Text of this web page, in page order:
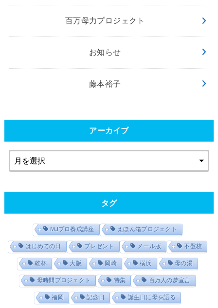
百万母力プロジェクト
お知らせ
藤本裕子
アーカイブ
タグ
MJプロ養成講座 えほん箱プロジェクト
はじめての日 プレゼント メール版 不登校
乾杯 大阪 岡崎 横浜 母の湯
母時間プロジェクト 特集 百万人の夢宣言
福岡 記念日 誕生日に母を語る